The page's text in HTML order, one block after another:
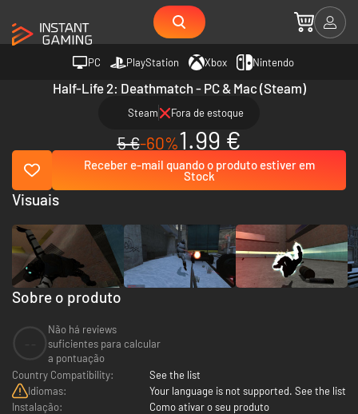
PC PlayStation Xbox Nintendo
Half-Life 2: Deathmatch - PC & Mac (Steam)
Steam Fora de estoque
5 €-60%1.99 €
Receber e-mail quando o produto estiver em
Stock
Sobre o produto
Não há reviews
suficientes para calcular
a pontuação
Country Compatibility:
See the list
Idiomas:
Your language is not supported. See the list
Instalação:
Como ativar o seu produto
Visuais